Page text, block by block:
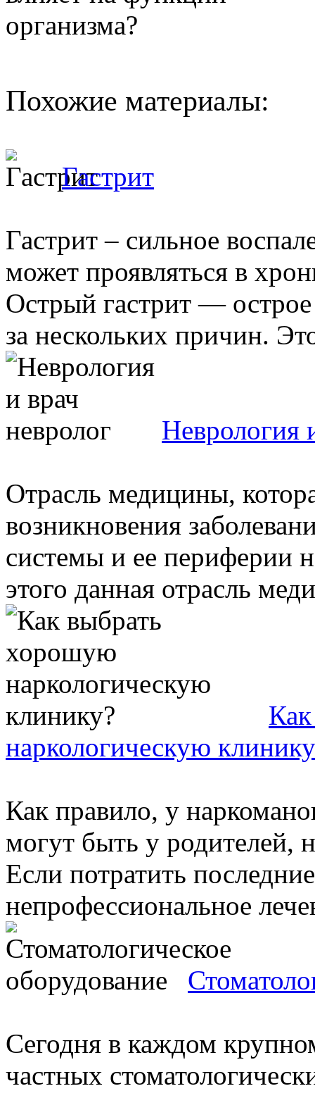
Похожие материалы:
Гастрит
Гастрит – сильное
может проявляться в
Острый гастрит —
за нескольких причин.
Неврология
Отрасль медицины,
возникновения
системы и ее периферии
этого данная отрасль
наркологическую
Как правило, у
могут быть у родителей,
Если потратить
непрофессиональное
Сегодня в каждом
частных